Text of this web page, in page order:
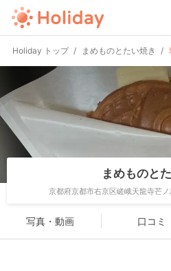
Holiday トップ まめものとたい焼き
まめものと
京都府京都市右京区嵯峨天龍寺芒
写真・動画 口コミ